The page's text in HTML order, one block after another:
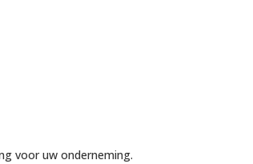
voor uw onderneming.